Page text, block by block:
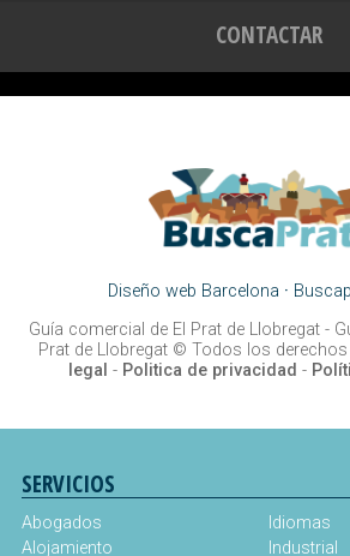
CONTACTAR
Diseño web Barcelona ·
Guía comercial de El Prat de Llobregat -
Prat de Llobregat © Todos los derechos
legal - Politica de privacidad -
SERVICIOS
Abogados
Alojamiento
Idiomas
Industrial